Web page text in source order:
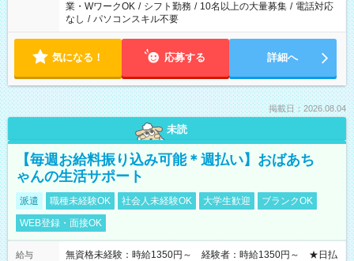
業・WワークOK / シフト勤務 / 10名以上の大量募集 / 電話対応
なし / パソコンスキル不要
気になる！ 応募する 詳細へ
掲載日：2026.08.04
未読
【毎週お給料振り込み可能＊週払い】おばあち
ゃんの生活サポート
派遣 職種未経験OK 社会人未経験OK 大学生歓迎
ブランクOK
WEB登録・面接OK
給与
無資格未経験：時給1350円～ 経験者：時給1350円～ ★日払